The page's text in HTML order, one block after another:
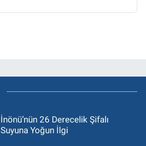
İnönü’nün 26 Derecelik Şifalı
Suyuna Yoğun İlgi